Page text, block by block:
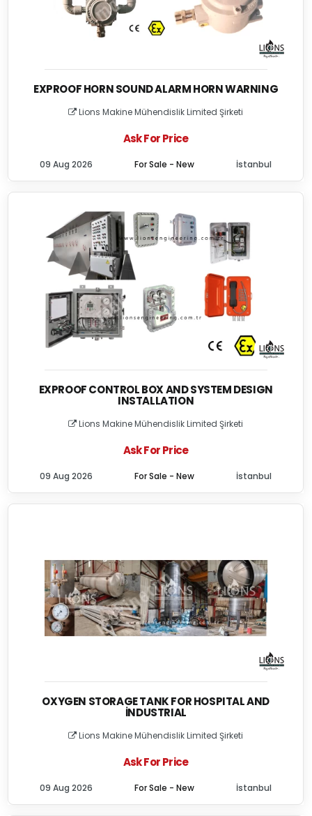
EXPROOF HORN SOUND ALARM HORN WARNING
Lions Makine Mühendislik Limited Şirketi
Ask For Price
For Sale - New
09 Aug 2026 İstanbul
EXPROOF CONTROL BOX AND SYSTEM DESIGN
INSTALLATION
Lions Makine Mühendislik Limited Şirketi
Ask For Price
For Sale - New
09 Aug 2026 İstanbul
OXYGEN STORAGE TANK FOR HOSPITAL AND
İNDUSTRIAL
Lions Makine Mühendislik Limited Şirketi
Ask For Price
For Sale - New
09 Aug 2026 İstanbul